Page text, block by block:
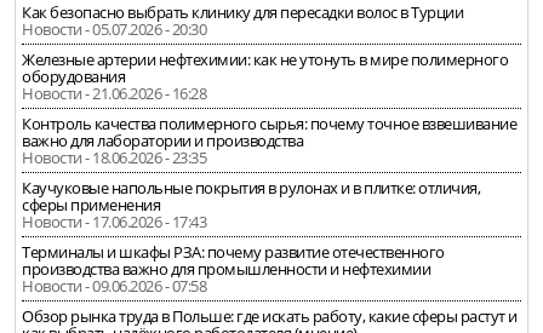
Как безопасно выбрать клинику для пересадки волос в Турции
Новости - 05.07.2026 - 20:30
Железные артерии нефтехимии: как не утонуть в мире полимерного
оборудования
Новости - 21.06.2026 - 16:28
Контроль качества полимерного сырья: почему точное взвешивание
важно для лаборатории и производства
Новости - 18.06.2026 - 23:35
Каучуковые напольные покрытия в рулонах и в плитке: отличия,
сферы применения
Новости - 17.06.2026 - 17:43
Терминалы и шкафы РЗА: почему развитие отечественного
производства важно для промышленности и нефтехимии
Новости - 09.06.2026 - 07:58
Обзор рынка труда в Польше: где искать работу, какие сферы растут и